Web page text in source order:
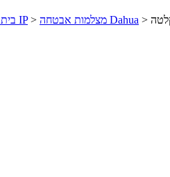
בית מצלמות אבטחה IP> מצלמות אבטחה Dahua >